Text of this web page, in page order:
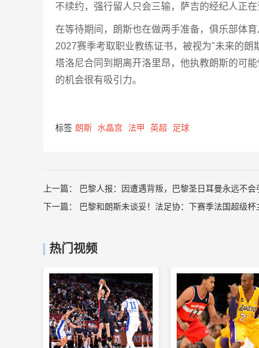
不续约，强行留人只会三输，萨吉的经纪人正在
在等待期间，朗斯也在做两手准备，俱乐部体
2027赛季考取职业教练证书，被视为"未来的
塔洛尼合同到期离开洛里昂，他执教朗斯的可
的机会很有吸引力。
标签 朗斯 水晶宫 法甲 英超 足球
上一篇：
巴黎人报：因遭遇背叛，巴黎圣日耳曼永远不会
下一篇：
巴黎和朗斯未谈妥！法足协：下赛季法国超级
热门视频